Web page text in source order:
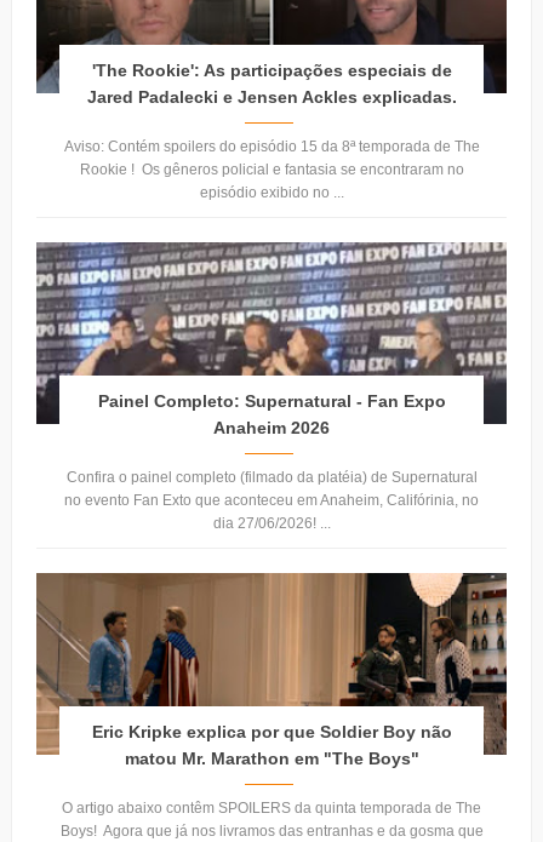
'The Rookie': As participações especiais de
Jared Padalecki e Jensen Ackles explicadas.
Aviso: Contém spoilers do episódio 15 da 8ª temporada de The
Rookie ! Os gêneros policial e fantasia se encontraram no
episódio exibido no ...
Painel Completo: Supernatural - Fan Expo
Anaheim 2026
Confira o painel completo (filmado da platéia) de Supernatural
no evento Fan Exto que aconteceu em Anaheim, Califórinia, no
dia 27/06/2026! ...
Eric Kripke explica por que Soldier Boy não
matou Mr. Marathon em "The Boys"
O artigo abaixo contêm SPOILERS da quinta temporada de The
Boys! Agora que já nos livramos das entranhas e da gosma que